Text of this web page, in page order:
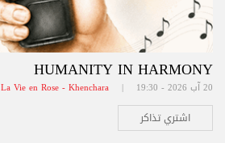
HUMANITY IN HARMONY
20 آب 2026 - 19:30 | La Vie en Rose - Khenchara
اشتري تذاكر